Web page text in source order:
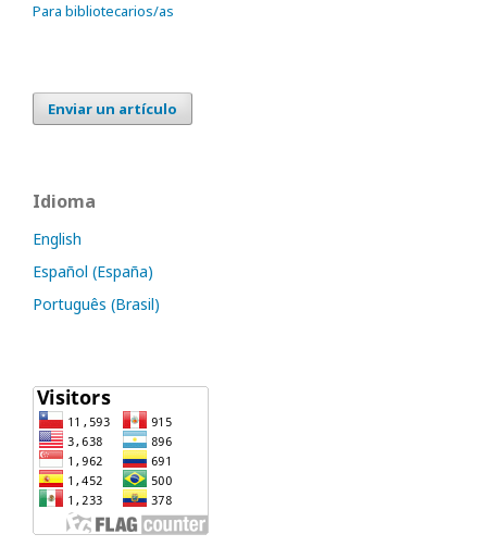
Para bibliotecarios/as
Enviar un artículo
Idioma
English
Español (España)
Português (Brasil)